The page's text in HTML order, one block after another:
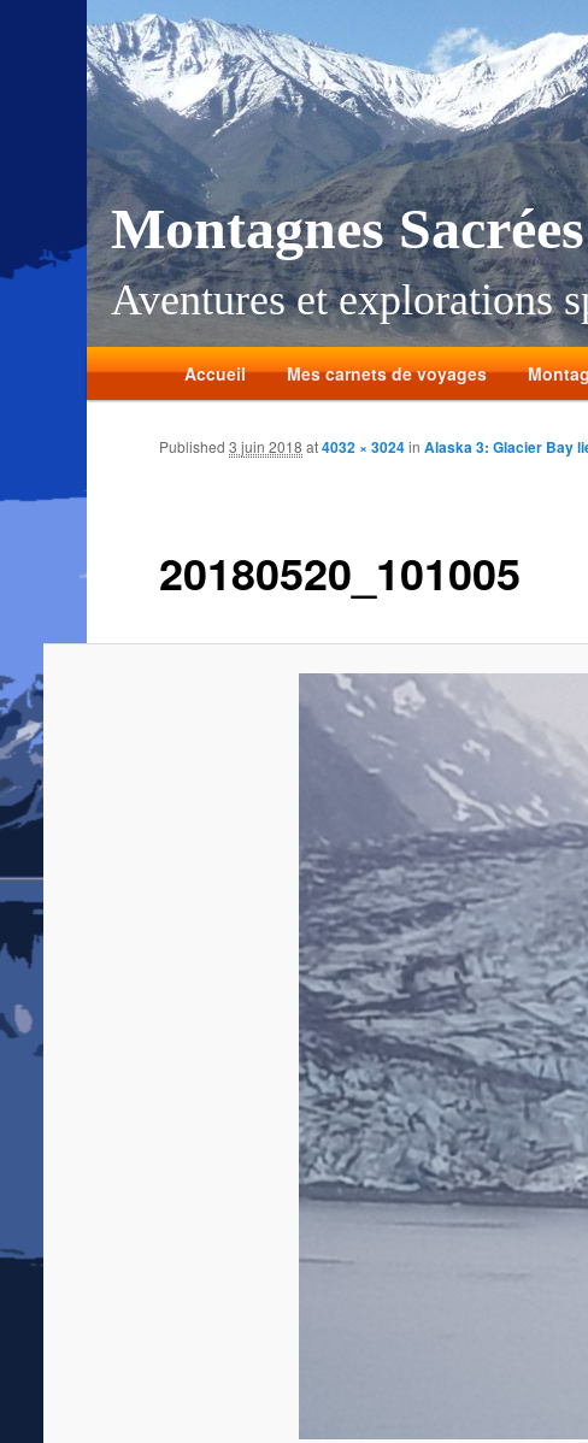
Montagnes Sacrées
Aventures et explorations
Accueil Mes carnets de voyages
20180520_101005
Published 3 juin 2018 at4032 × 3024in Alaska 3: Glacier Bay